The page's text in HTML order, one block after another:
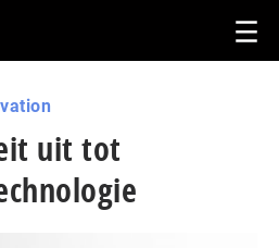
uit tot